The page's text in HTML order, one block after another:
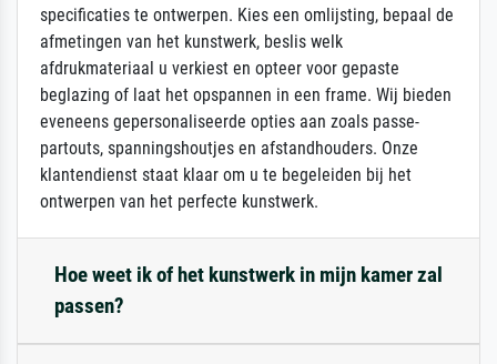
specificaties te ontwerpen. Kies een omlijsting, bepaal de
afmetingen van het kunstwerk, beslis welk
afdrukmateriaal u verkiest en opteer voor gepaste
beglazing of laat het opspannen in een frame. Wij bieden
eveneens gepersonaliseerde opties aan zoals passe-
partouts, spanningshoutjes en afstandhouders. Onze
klantendienst staat klaar om u te begeleiden bij het
ontwerpen van het perfecte kunstwerk.
Hoe weet ik of het kunstwerk in mijn kamer zal
passen?